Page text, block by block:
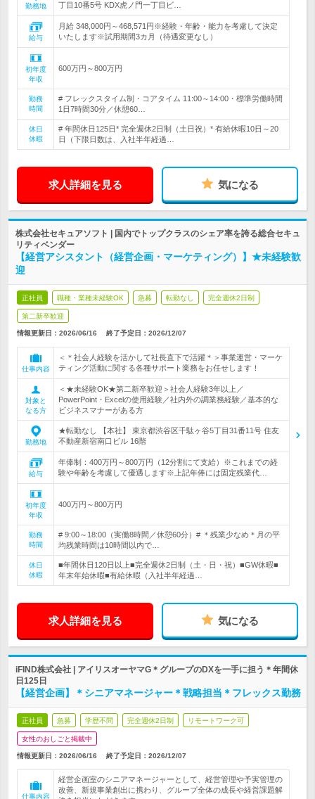
勤務地
丁目10番5号 KDX虎ノ門一丁目ビ…
給与
月給 348,000円～468,571円※経験・年齢・能力を考慮して決定
いたします※試用期間3カ月（待遇変更なし）
初年度
年収
600万円～800万円
勤務
時間
# フレックスタイム制・コアタイム 11:00～14:00・標準労働時間
1日7時間30分／休憩60…
休日
休暇
# 年間休日125日* 完全週休2日制（土日祝）* 有給休暇10日～20
日（下限日数は、入社半年経過…
求人詳細を見る 気になる
株式会社セキュアソフト | 国内でトップクラスのシェア率を誇る総合セキュ
リティベンダー
【経営アシスタント（経営企画・マーケティング）】★未経験歓
迎
正社員 職種・業種未経験OK 急募 転勤なし 完全週休2日制
第二新卒歓迎
情報更新日：2026/06/16 終了予定日： 2026/12/07
仕事内容
＜＊社会人経験を活かして社長直下で活躍＊＞事業運営・マーケ
ティング活動に関する各種サポート業務をお任せします！
対象と
なる方
＜★未経験OK★第二新卒歓迎＞社会人経験3年以上／
PowerPoint・Excelの使用経験／社内外の調業務経験／基本的な
ビジネスマナーがある方
勤務地
★転勤なし 【本社】 東京都渋谷区千駄ヶ谷5丁目31番11号 住友
不動産新宿南口ビル 16階
給与
年俸制：400万円～800万円（12分割にて支給）※これまでの経
験や年齢を考慮して優遇します※上記年俸には固定残業代…
初年度
年収
400万円～800万円
勤務
時間
# 9:00～18:00（実働8時間／休憩60分）# ＊残業少なめ＊月の平
均残業時間は10時間以内で…
休日
休暇
■年間休日120日以上■完全週休2日制（土・日・祝）■GW休暇■
年末年始休暇■有給休暇（入社半年経過…
求人詳細を見る 気になる
iFIND株式会社 | アイリスオーヤマG＊グループのDXを一手に担う＊年間休
日125日
【経営企画】＊シニアマネージャー＊戦略担当＊フレックス勤務
正社員 急募 学歴不問 完全週休2日制 リモートワーク可
女性のおしごと掲載中
情報更新日：2026/06/16 終了予定日： 2026/12/07
仕事内容
経営企画室のシニアマネージャーとして、経営管理や予実管理の
改善、新規事業創出に携わり、グループ全体の成長や経営課題解